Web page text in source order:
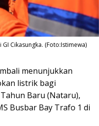
Cikasungka. (Foto:Istimewa)
menunjukkan
listrik bagi
Baru (Nataru),
Busbar Bay Trafo 1 di